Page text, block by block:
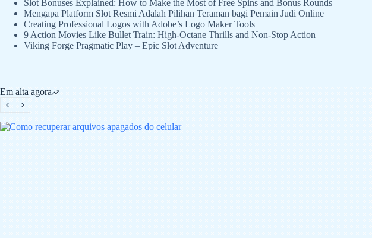
Slot Bonuses Explained: How to Make the Most of Free Spins and Bonus Rounds
Mengapa Platform Slot Resmi Adalah Pilihan Teraman bagi Pemain Judi Online
Creating Professional Logos with Adobe’s Logo Maker Tools
9 Action Movies Like Bullet Train: High-Octane Thrills and Non-Stop Action
Viking Forge Pragmatic Play – Epic Slot Adventure
Em alta agora